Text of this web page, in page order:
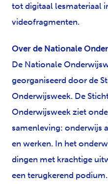
tot digitaal lesmateriaal
videofragmenten.
Over de Nationale
De Nationale
georganiseerd door de
Onderwijsweek. De
Onderwijsweek ziet
samenleving: onderwijs
en werken. In het
dingen met krachtige
een terugkerend